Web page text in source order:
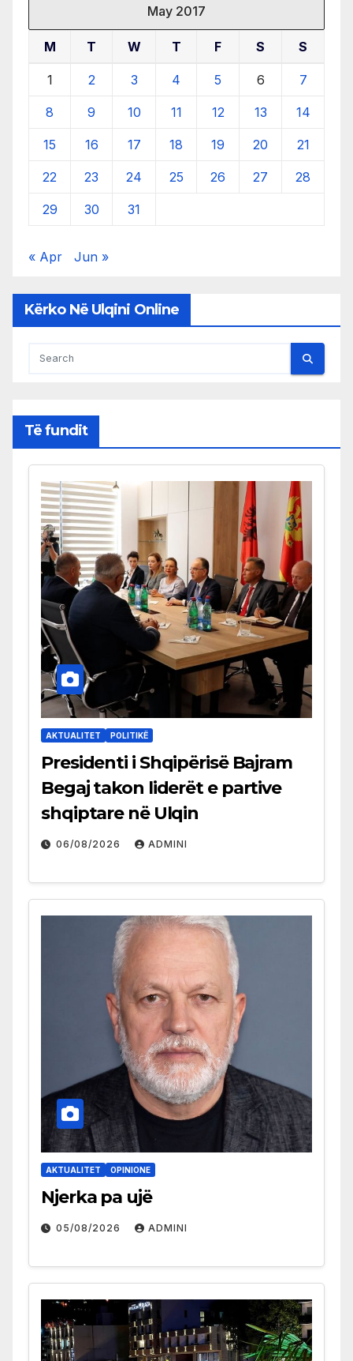
May 2017
M T W T F S S
1 2 3 4 5 6 7
8 9 10 11 12 13 14
15 16 17 18 19 20 21
22 23 24 25 26 27 28
29 30 31
« Apr Jun »
Kërko Në Ulqini Online
Të fundit
AKTUALITET POLITIKË
Presidenti i Shqipërisë Bajram
Begaj takon liderët e partive
shqiptare në Ulqin
06/08/2026 ADMINI
AKTUALITET OPINIONE
Njerka pa ujë
05/08/2026 ADMINI